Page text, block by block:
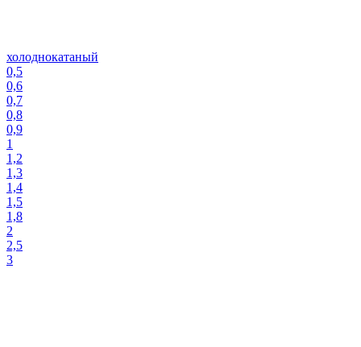
холоднокатаный
0,5
0,6
0,7
0,8
0,9
1
1,2
1,3
1,4
1,5
1,8
2
2,5
3